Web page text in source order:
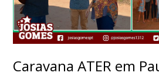
Caravana ATER em